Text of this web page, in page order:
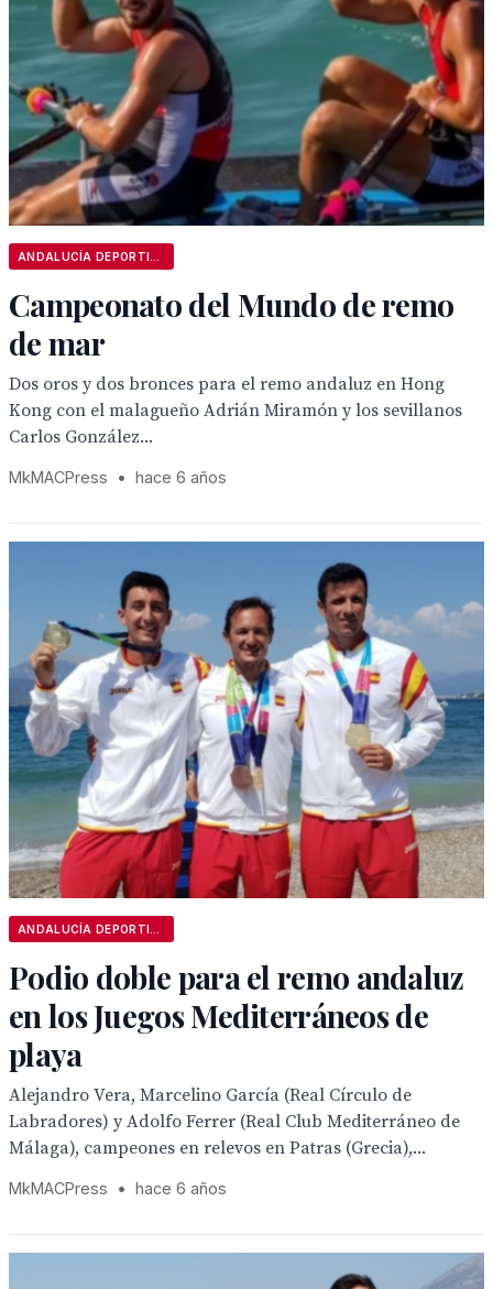
Campeonato del Mundo de remo
de mar
Dos oros y dos bronces para el remo andaluz en Hong
Kong con el malagueño Adrián Miramón y los sevillanos
Carlos González...
MkMACPress • hace 6 años
Podio doble para el remo andaluz
en los Juegos Mediterráneos de
playa
Alejandro Vera, Marcelino García (Real Círculo de
Labradores) y Adolfo Ferrer (Real Club Mediterráneo de
Málaga), campeones en relevos en Patras (Grecia),...
MkMACPress • hace 6 años